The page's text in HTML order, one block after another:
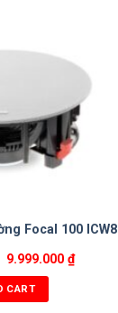
Focal 100 ICW8
9.999.000 ₫
CART